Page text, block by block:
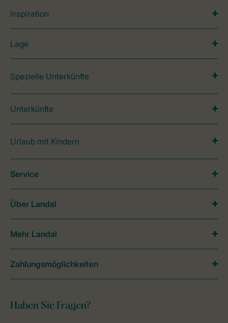
Inspiration
Lage
Spezielle Unterkünfte
Unterkünfte
Urlaub mit Kindern
Haben Sie Fragen?
Service
Über Landal
Mehr Landal
Zahlungsmöglichkeiten